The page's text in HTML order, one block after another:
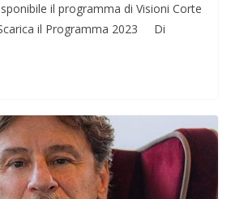
il programma di Visioni Corte
il Programma 2023 Di